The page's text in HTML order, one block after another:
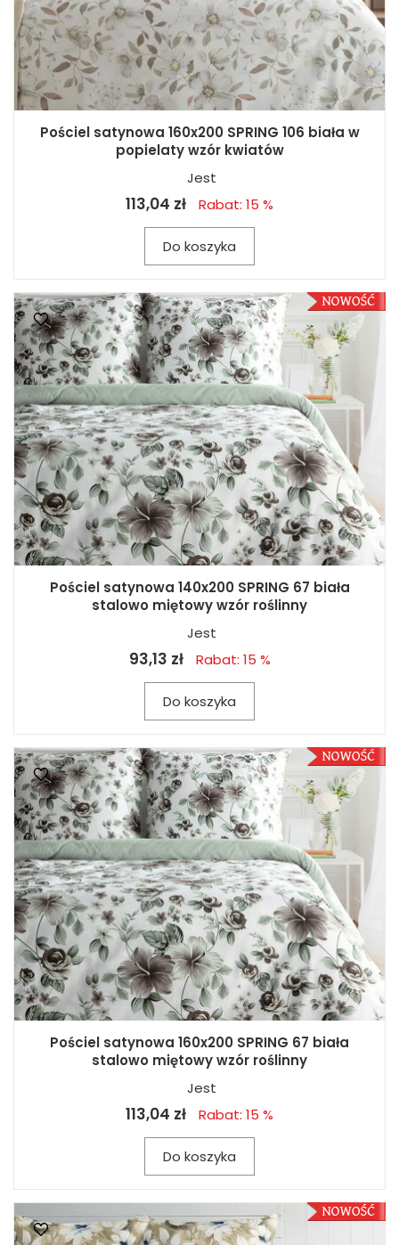
Pościel satynowa 160x200 SPRING 106 biała w
popielaty wzór kwiatów
Jest
113,04 zł Rabat: 15 %
Do koszyka
Pościel satynowa 140x200 SPRING 67 biała
stalowo miętowy wzór roślinny
Jest
93,13 zł Rabat: 15 %
Do koszyka
Pościel satynowa 160x200 SPRING 67 biała
stalowo miętowy wzór roślinny
Jest
113,04 zł Rabat: 15 %
Do koszyka